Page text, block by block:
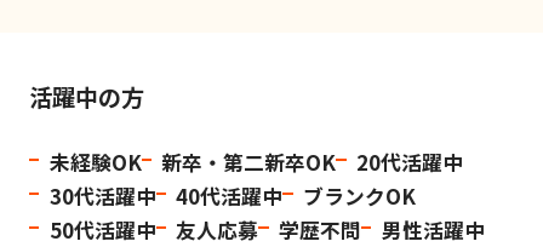
活躍中の方
未経験OK 新卒・第二新卒OK
20代活躍中
30代活躍中
40代活躍中
ブランクOK
50代活躍中
友人応募 学歴不問 男性活躍中